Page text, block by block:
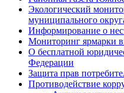
Экологический
муниципального
Информирование о
Мониторинг ярмарки
О бесплатной
Федерации
Защита прав
Противодействие